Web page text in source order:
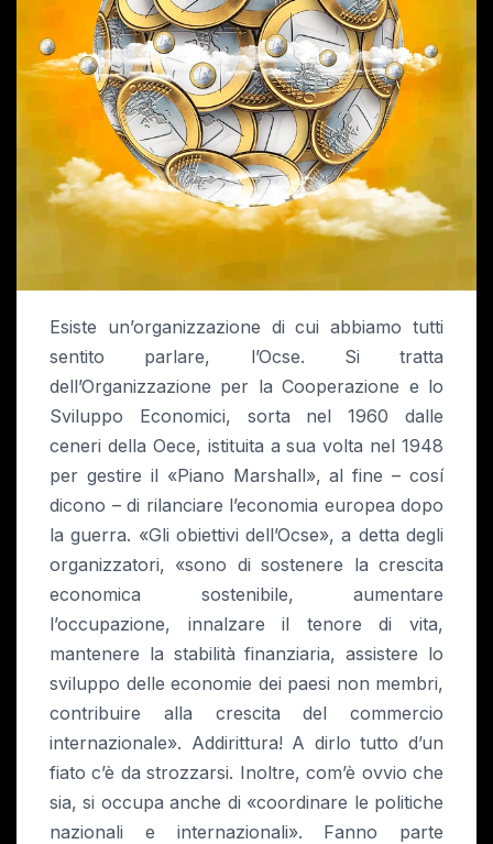
Esiste un’organizzazione di cui abbiamo tutti
sentito parlare, l’Ocse. Si tratta
dell’Organizzazione per la Cooperazione e lo
Sviluppo Economici, sorta nel 1960 dalle
ceneri della Oece, istituita a sua volta nel 1948
per gestire il «Piano Marshall», al fine – cosí
dicono – di rilanciare l’economia europea dopo
la guerra. «Gli obiettivi dell’Ocse», a detta degli
organizzatori, «sono di sostenere la crescita
economica sostenibile, aumentare
l’occupazione, innalzare il tenore di vita,
mantenere la stabilità finanziaria, assistere lo
sviluppo delle economie dei paesi non membri,
contribuire alla crescita del commercio
internazionale». Addirittura! A dirlo tutto d’un
fiato c’è da strozzarsi. Inoltre, com’è ovvio che
sia, si occupa anche di «coordinare le politiche
nazionali e internazionali». Fanno parte